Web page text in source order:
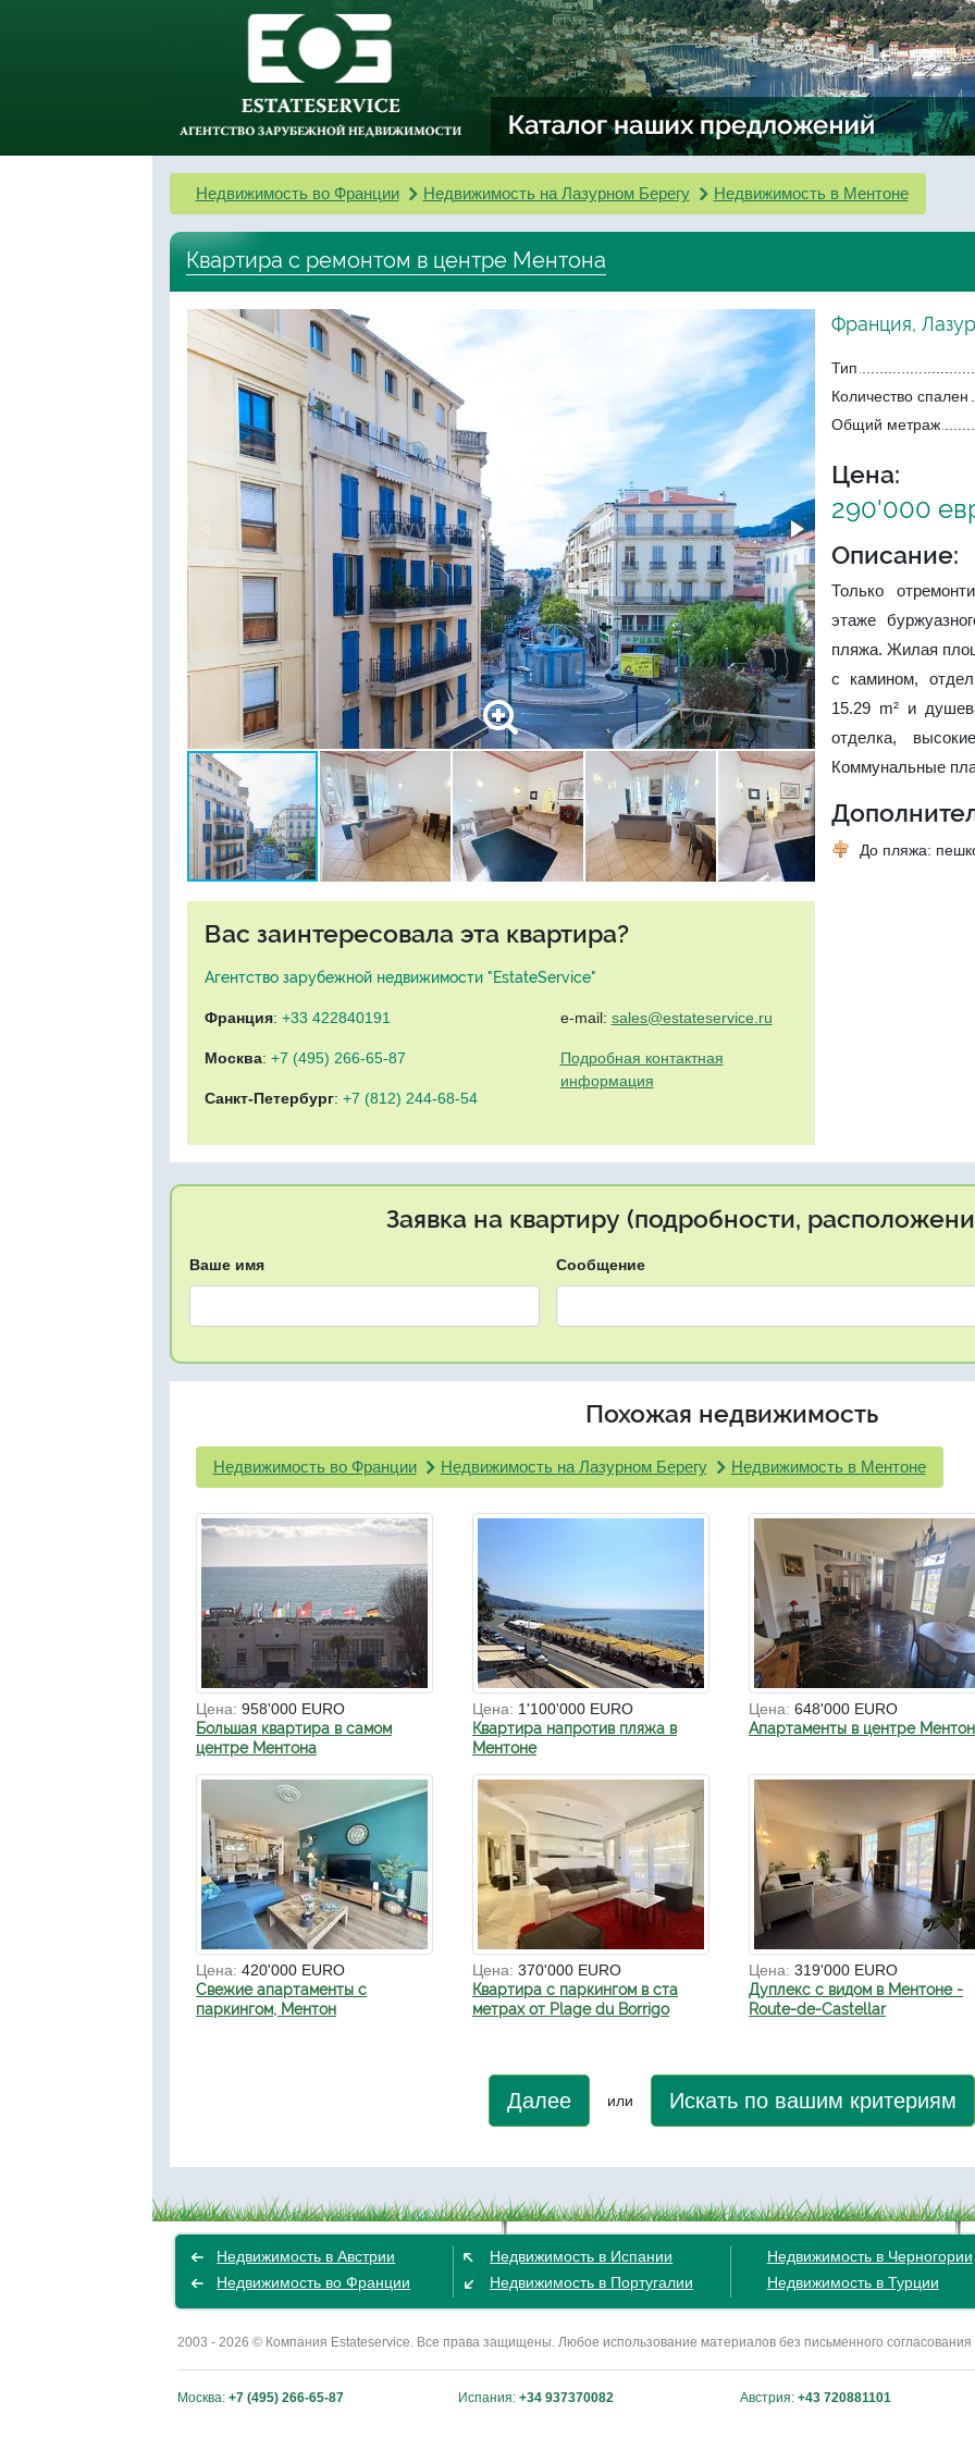
Недвижимость во Франции Недвижимость на Лазурном Берегу Недвижимость в Ментоне
Квартира с ремонтом в центре Ментона
Вас заинтересовала эта квартира?
Агентство зарубежной недвижимости "EstateService"
Франция: +33 422840191
Москва: +7 (495) 266-65-87
Санкт-Петербург: +7 (812) 244-68-54
e-mail: sales@estateservice.ru
Подробная контактная
информация
Франция,
Тип
Количество спален
Общий метраж
Цена:
290'000
Описание:
Только
этаже
пляжа. Жилая
с камином,
15.29 m² и
отделка,
Коммунальные
До пляжа:
Заявка на квартиру (подробности,
Ваше имя Сообщение
Похожая недвижимость
Недвижимость во Франции Недвижимость на Лазурном Берегу Недвижимость в Ментоне
Цена: 958'000 EURO
Большая квартира в самом
центре Ментона
Цена: 1'100'000 EURO
Квартира напротив пляжа в
Ментоне
Цена: 648'000 EURO
Апартаменты в центре
Цена: 420'000 EURO
Свежие апартаменты с
паркингом, Ментон
Цена: 370'000 EURO
Квартира с паркингом в ста
метрах от Plage du Borrigo
Цена: 319'000 EURO
Дуплекс с видом в Ментоне -
Route-de-Castellar
Далее или Искать по вашим критериям
Недвижимость в Австрии
Недвижимость во Франции
Недвижимость в Испании
Недвижимость в Португалии
Недвижимость в Черногории
Недвижимость в Турции
2003 - 2026 © Компания Estateservice. Все права защищены. Любое использование материалов без письменного
Москва: +7 (495) 266-65-87 Испания: +34 937370082 Австрия: +43 720881101